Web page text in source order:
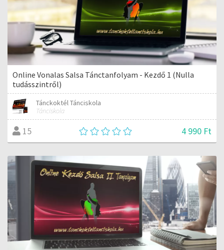
Online Vonalas Salsa Tánctanfolyam - Kezdő 1 (Nulla
tudásszintről)
Tánckoktél Tánciskola
Tánciskola
15 4 990 Ft